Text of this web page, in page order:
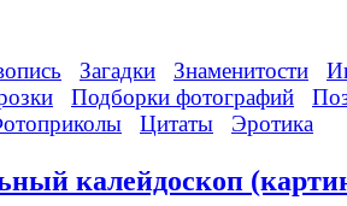
Загадки Знаменитости
Подборки фотографий
Цитаты Эротика
калейдоскоп